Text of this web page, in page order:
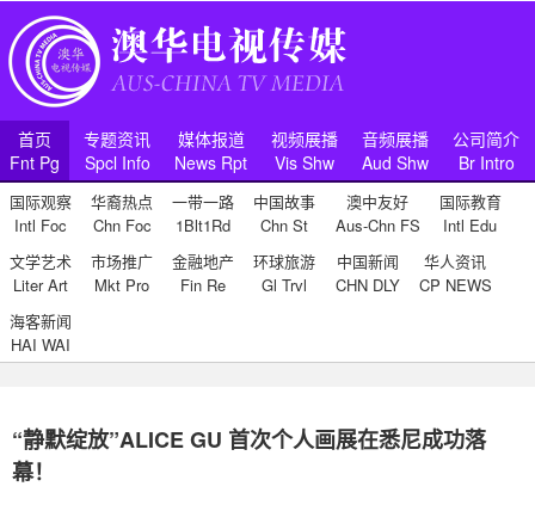
首页
Fnt Pg
专题资讯
Spcl Info
媒体报道
News Rpt
视频展播
Vis Shw
音频展播
Aud Shw
公司简介
Br Intro
国际观察
Intl Foc
华裔热点
Chn Foc
一带一路
1Blt1Rd
中国故事
Chn St
澳中友好
Aus-Chn FS
国际教育
Intl Edu
文学艺术
Liter Art
市场推广
Mkt Pro
金融地产
Fin Re
环球旅游
Gl Trvl
中国新闻
CHN DLY
华人资讯
CP NEWS
海客新闻
HAI WAI
“静默绽放”ALICE GU 首次个人画展在悉尼成功落
幕！